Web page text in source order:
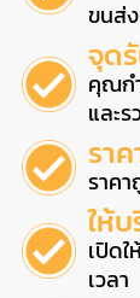
ขนส่
จุด
คุณก
และ
รา
ราค
ให้
เปิด
เวลา